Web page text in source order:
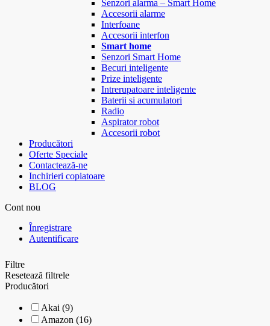
Senzori alarma – Smart Home
Accesorii alarme
Interfoane
Accesorii interfon
Smart home
Senzori Smart Home
Becuri inteligente
Prize inteligente
Intrerupatoare inteligente
Baterii si acumulatori
Radio
Aspirator robot
Accesorii robot
Producători
Oferte Speciale
Contactează-ne
Inchirieri copiatoare
BLOG
Cont nou
Înregistrare
Autentificare
Filtre
Resetează filtrele
Producători
Akai (9)
Amazon (16)